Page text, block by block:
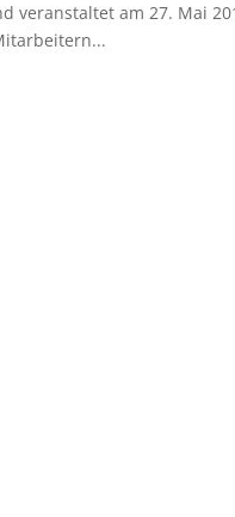
veranstaltet am 27. Mai